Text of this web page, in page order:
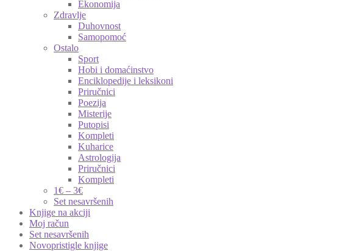
Ekonomija
Zdravlje
Duhovnost
Samopomoć
Ostalo
Sport
Hobi i domaćinstvo
Enciklopedije i leksikoni
Priručnici
Poezija
Misterije
Putopisi
Kompleti
Kuharice
Astrologija
Priručnici
Kompleti
1€ – 3€
Set nesavršenih
Knjige na akciji
Moj račun
Set nesavršenih
Novopristigle knjige